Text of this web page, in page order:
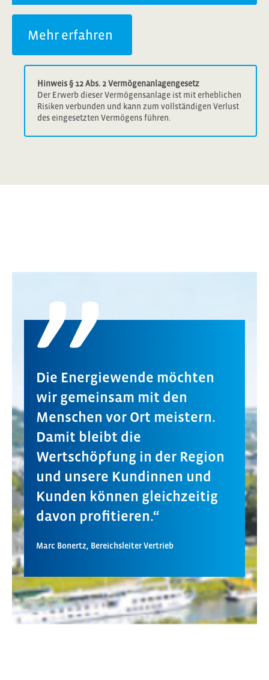
Mehr erfahren
Hinweis § 12 Abs. 2 Vermögenanlagengesetz
Der Erwerb dieser Vermögensanlage ist mit erheblichen
Risiken verbunden und kann zum vollständigen Verlust
des eingesetzten Vermögens führen.
Die Energiewende möchten
wir gemeinsam mit den
Menschen vor Ort meistern.
Damit bleibt die
Wertschöpfung in der Region
und unsere Kundinnen und
Kunden können gleichzeitig
davon profitieren.“
Marc Bonertz, Bereichsleiter Vertrieb